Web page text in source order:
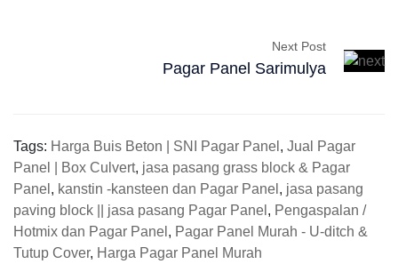
Next Post
Pagar Panel Sarimulya
Tags: Harga Buis Beton | SNI Pagar Panel , Jual Pagar
Panel | Box Culvert, jasa pasang grass block & Pagar
Panel , kanstin -kansteen dan Pagar Panel , jasa pasang
paving block || jasa pasang Pagar Panel , Pengaspalan /
Hotmix dan Pagar Panel , Pagar Panel Murah - U-ditch &
Tutup Cover, Harga Pagar Panel Murah